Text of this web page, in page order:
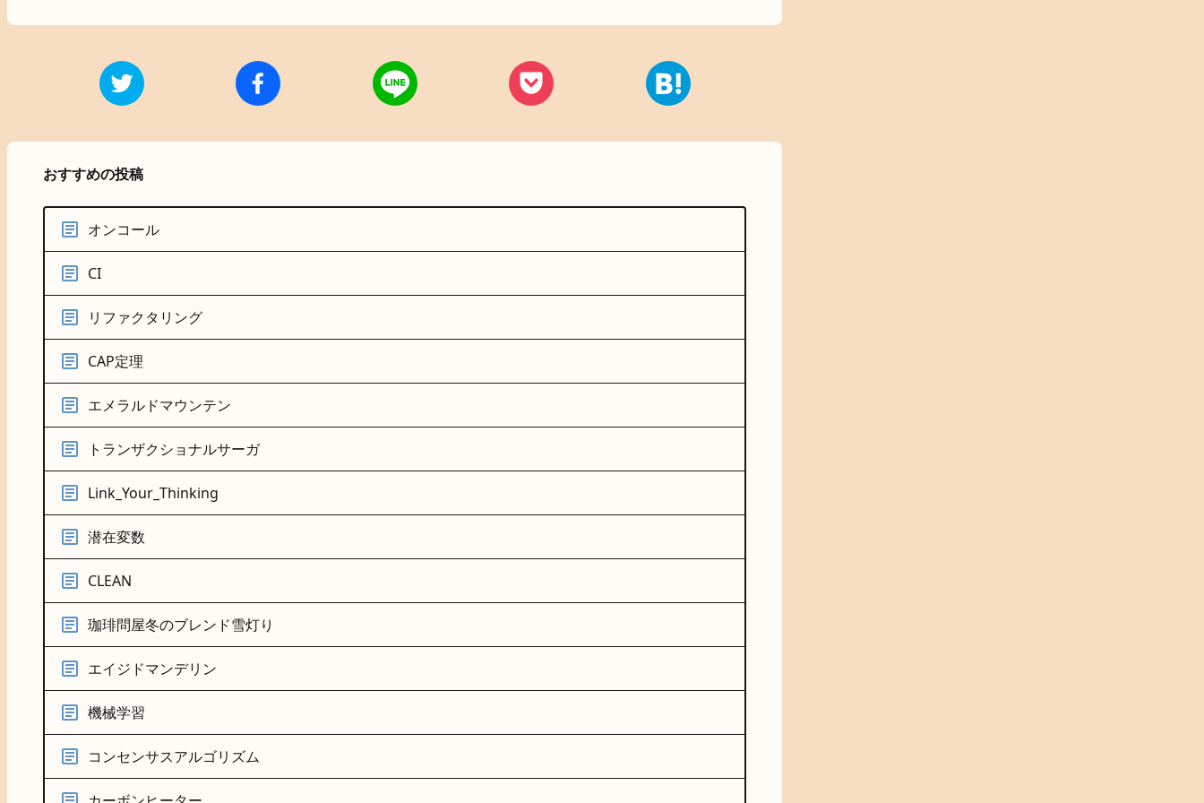
おすすめの投稿
オンコール
CI
リファクタリング
CAP定理
エメラルドマウンテン
トランザクショナルサーガ
Link_Your_Thinking
潜在変数
CLEAN
珈琲問屋冬のブレンド雪灯り
エイジドマンデリン
機械学習
コンセンサスアルゴリズム